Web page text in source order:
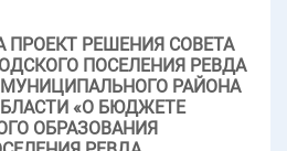
ПРОЕКТ РЕШЕНИЯ СОВЕТА
ПОСЕЛЕНИЯ РЕВДА
РАЙОНА
«О БЮДЖЕТЕ
ОБРАЗОВАНИЯ